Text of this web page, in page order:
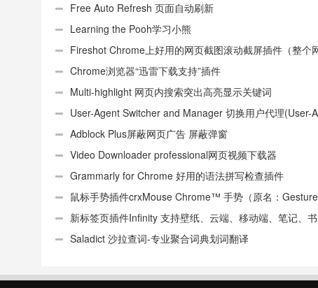
Free Auto Refresh 页面自动刷新
Learning the Pooh学习小熊
Fireshot Chrome上好用的网页截图滚动截屏插件（整个
页）Chrome浏览器“迅雷下载支持”插件
Multi-highlight 网页内搜索突出高亮显示关键词
User-Agent Switcher and Manager 切换用户代理(User-
或UA)Adblock Plus屏蔽网页广告 屏蔽弹窗
Video Downloader professional网页视频下载器
Grammarly for Chrome 好用的语法拼写检查插件
鼠标手势插件crxMouse Chrome™ 手势（原名：
Chrome(TM)汉化版）
新标签页插件Infinity 支持壁纸、云端、移动端、笔记、书
签 Saladict 沙拉查词-专业聚合词典划词翻译